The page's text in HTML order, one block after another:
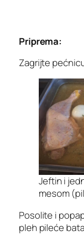
Priprema:
Zagrijte
Jeftin i
mesom
Posolite i
pleh pileće